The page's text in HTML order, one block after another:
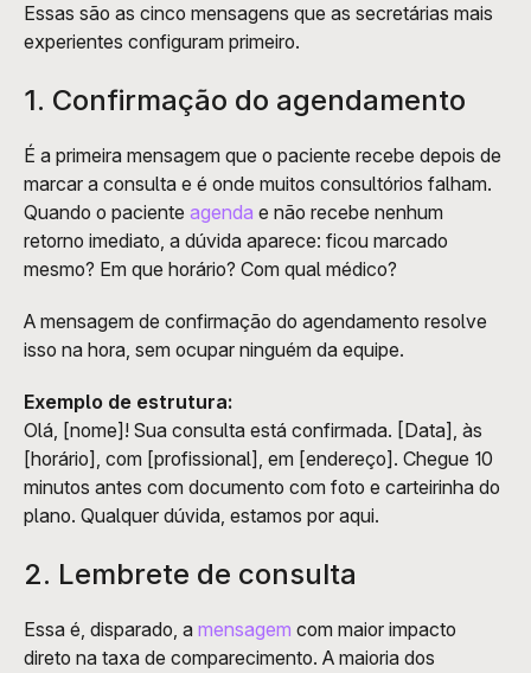
Essas são as cinco mensagens que as secretárias mais
experientes configuram primeiro.
1. Confirmação do agendamento
É a primeira mensagem que o paciente recebe depois de
marcar a consulta e é onde muitos consultórios falham.
Quando o paciente agenda e não recebe nenhum
retorno imediato, a dúvida aparece: ficou marcado
mesmo? Em que horário? Com qual médico?
A mensagem de confirmação do agendamento resolve
isso na hora, sem ocupar ninguém da equipe.
Exemplo de estrutura:
Olá, [nome]! Sua consulta está confirmada. [Data], às
[horário], com [profissional], em [endereço]. Chegue 10
minutos antes com documento com foto e carteirinha do
plano. Qualquer dúvida, estamos por aqui.
2. Lembrete de consulta
Essa é, disparado, a mensagem com maior impacto
direto na taxa de comparecimento. A maioria dos